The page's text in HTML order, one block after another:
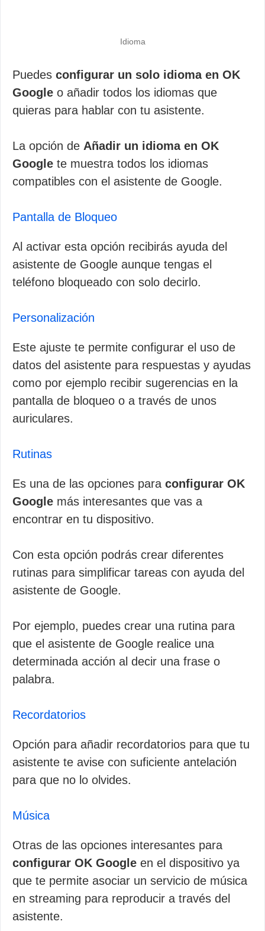
Idioma
Puedes configurar un solo idioma en OK
Google o añadir todos los idiomas que
quieras para hablar con tu asistente.
La opción de Añadir un idioma en OK
Google te muestra todos los idiomas
compatibles con el asistente de Google.
Pantalla de Bloqueo
Al activar esta opción recibirás ayuda del
asistente de Google aunque tengas el
teléfono bloqueado con solo decirlo.
Personalización
Este ajuste te permite configurar el uso de
datos del asistente para respuestas y ayudas
como por ejemplo recibir sugerencias en la
pantalla de bloqueo o a través de unos
auriculares.
Rutinas
Es una de las opciones para configurar OK
Google más interesantes que vas a
encontrar en tu dispositivo.
Con esta opción podrás crear diferentes
rutinas para simplificar tareas con ayuda del
asistente de Google.
Por ejemplo, puedes crear una rutina para
que el asistente de Google realice una
determinada acción al decir una frase o
palabra.
Recordatorios
Opción para añadir recordatorios para que tu
asistente te avise con suficiente antelación
para que no lo olvides.
Música
Otras de las opciones interesantes para
configurar OK Google en el dispositivo ya
que te permite asociar un servicio de música
en streaming para reproducir a través del
asistente.